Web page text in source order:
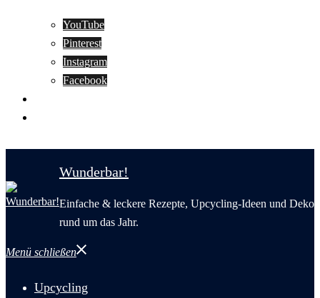
YouTube
Pinterest
Instagram
Facebook
Wunderbar!
Einfache & leckere Rezepte, Upcycling-Ideen und Deko
rund um das Jahr.
Menü schließen
Upcycling